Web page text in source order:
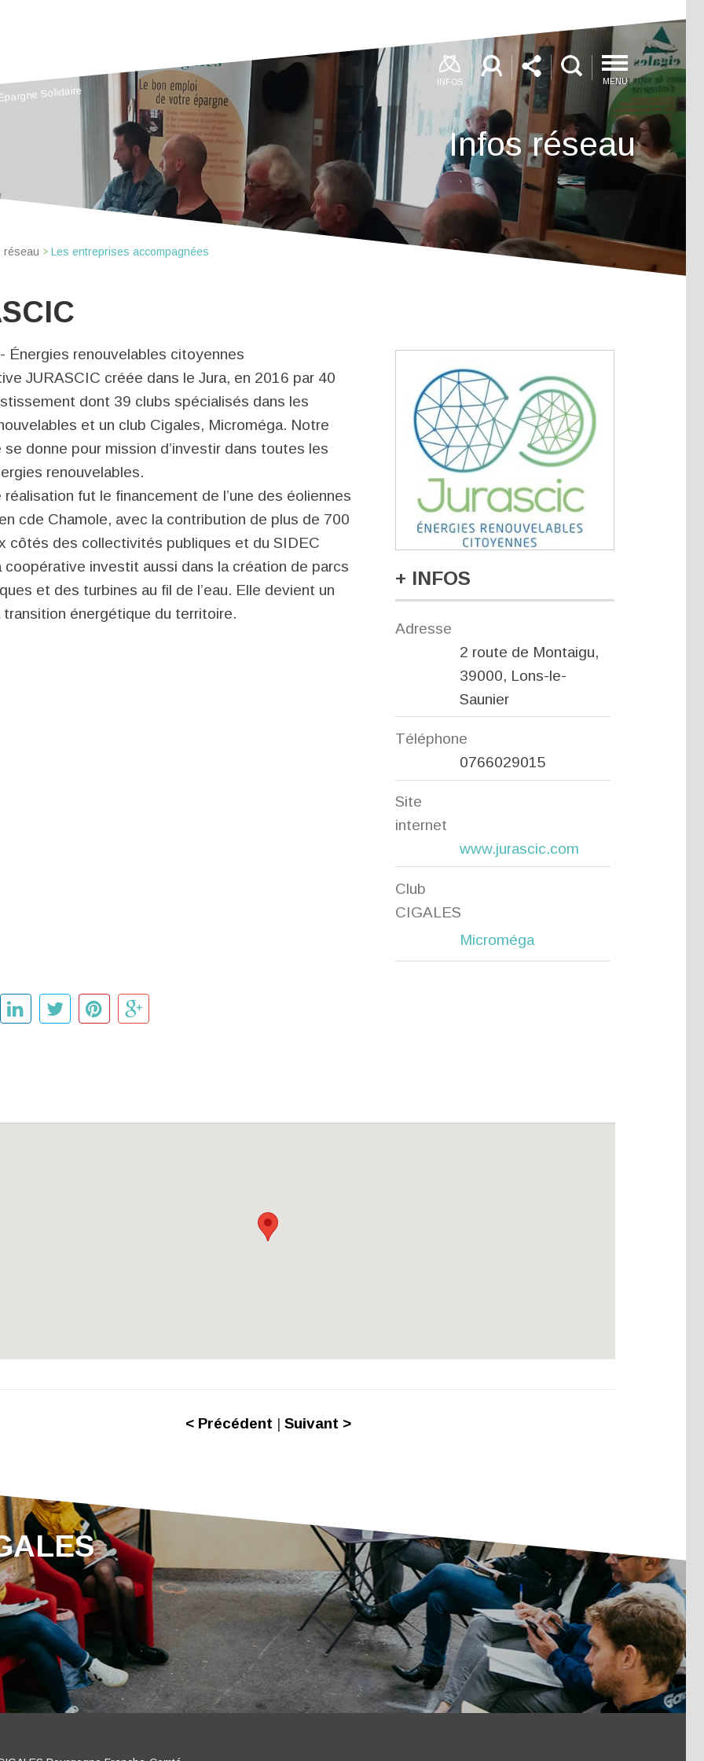
Solidaire
MENU
INFOS
Infos réseau
réseau Les entreprises accompagnées
Énergies renouvelables citoyennes
JURASCIC créée dans le Jura, en 2016 par 40
dont 39 clubs spécialisés dans les
et un club Cigales, Microméga. Notre
donne pour mission d’investir dans toutes les
renouvelables.
fut le financement de l’une des éoliennes
cde Chamole, avec la contribution de plus de 700
côtés des collectivités publiques et du SIDEC
coopérative investit aussi dans la création de parcs
et des turbines au fil de l’eau. Elle devient un
transition énergétique du territoire.
+ INFOS
Adresse
2 route de Montaigu,
39000, Lons-le-
Saunier
Téléphone
0766029015
Site
internet
www.jurascic.com
Club
CIGALES
Microméga
< Précédent | Suivant >